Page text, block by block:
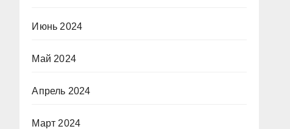
Июнь 2024
Май 2024
Апрель 2024
Март 2024